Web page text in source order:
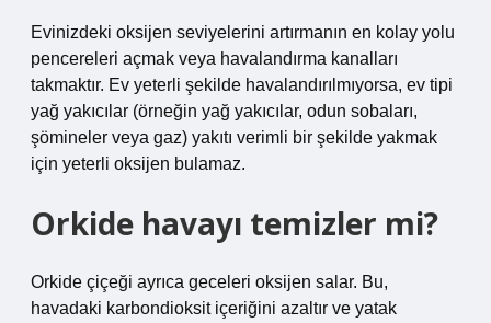
Evinizdeki oksijen seviyelerini artırmanın en kolay yolu
pencereleri açmak veya havalandırma kanalları
takmaktır. Ev yeterli şekilde havalandırılmıyorsa, ev tipi
yağ yakıcılar (örneğin yağ yakıcılar, odun sobaları,
şömineler veya gaz) yakıtı verimli bir şekilde yakmak
için yeterli oksijen bulamaz.
Orkide havayı temizler mi?
Orkide çiçeği ayrıca geceleri oksijen salar. Bu,
havadaki karbondioksit içeriğini azaltır ve yatak